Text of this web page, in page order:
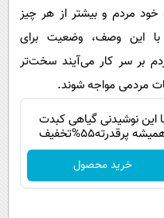
خود مردم‌ و بیشتر از هر چیز
با این وصف، وضعیت برای
بر سر کار می‌آیند سخت‌تر
مردمی مواجه شوند.
این نوشیدنی گیاهی کبدت
پرقدرته55%تخفیف
خرید محصول